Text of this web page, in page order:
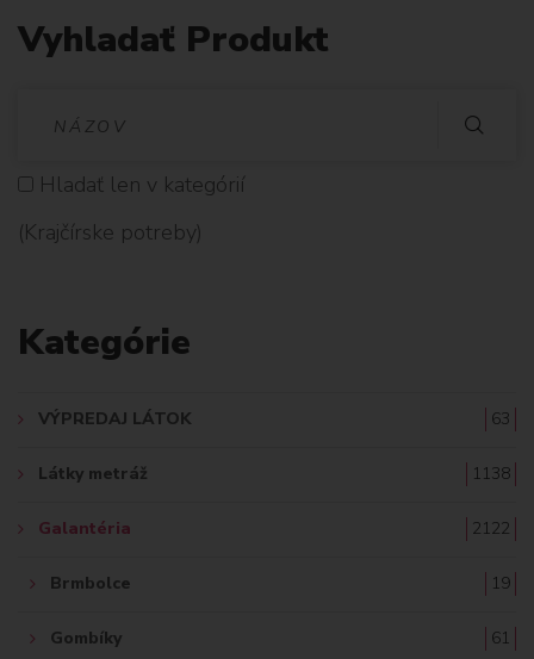
Vyhladať Produkt
D
Hladať len v kategórií
(Krajčírske potreby)
Kategórie
VÝPREDAJ LÁTOK 63
Látky metráž 1138
Galantéria 2122
Brmbolce 19
Gombíky 61